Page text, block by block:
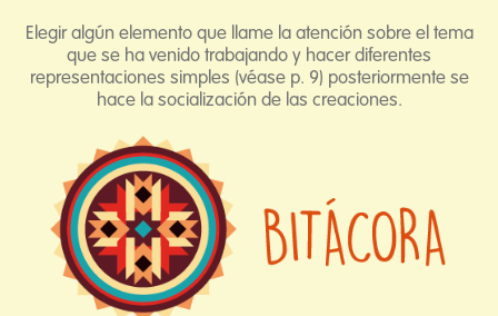
Elegir algún elemento que llame la atención sobre el tema
que se ha venido trabajando y hacer diferentes
representaciones simples (véase p. 9) posteriormente se
hace la socialización de las creaciones.